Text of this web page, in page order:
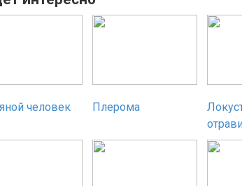
человек
Плерома